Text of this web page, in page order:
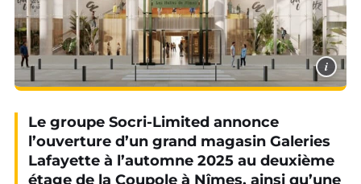
i
Le groupe Socri-Limited annonce
l’ouverture d’un grand magasin Galeries
Lafayette à l’automne 2025 au deuxième
étage de la Coupole à Nîmes, ainsi qu’une